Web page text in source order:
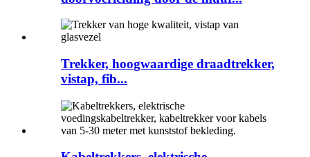
Trekker, hoogwaardige draadtrekker,
vistap, fib...